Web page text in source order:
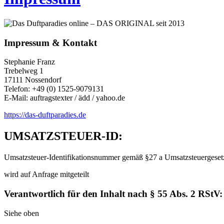
Impressum & Kontakt
Stephanie Franz
Trebelweg 1
17111 Nossendorf
Telefon: +49 (0) 1525-9079131
E-Mail: auftragstexter / ädd / yahoo.de
https://das-duftparadies.de
UMSATZSTEUER-ID:
Umsatzsteuer-Identifikationsnummer gemäß §27 a
wird auf Anfrage mitgeteilt
Verantwortlich für den Inhalt nach § 55 Abs. 2 RStV:
Siehe oben